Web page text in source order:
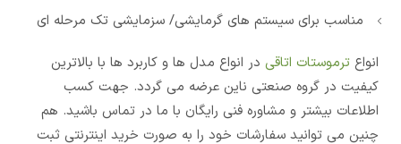
مناسب برای سیستم های گرمایشی/ سزمایشی تک مرحله ای
انواع ترموستات اتاقی در انواع مدل ها و کاربرد ها با بالاترین
کیفیت در گروه صنعتی ناین عرضه می گردد. جهت کسب
اطلاعات بیشتر و مشاوره فنی رایگان با ما در تماس باشید. هم
چنین می توانید سفارشات خود را به صورت خرید اینترنتی ثبت